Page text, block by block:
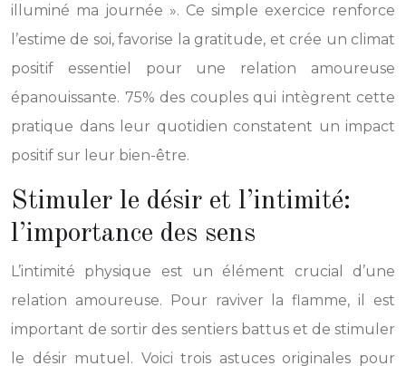
illuminé ma journée ». Ce simple exercice renforce
l’estime de soi, favorise la gratitude, et crée un climat
positif essentiel pour une relation amoureuse
épanouissante. 75% des couples qui intègrent cette
pratique dans leur quotidien constatent un impact
positif sur leur bien-être.
Stimuler le désir et l’intimité:
l’importance des sens
L’intimité physique est un élément crucial d’une
relation amoureuse. Pour raviver la flamme, il est
important de sortir des sentiers battus et de stimuler
le désir mutuel. Voici trois astuces originales pour